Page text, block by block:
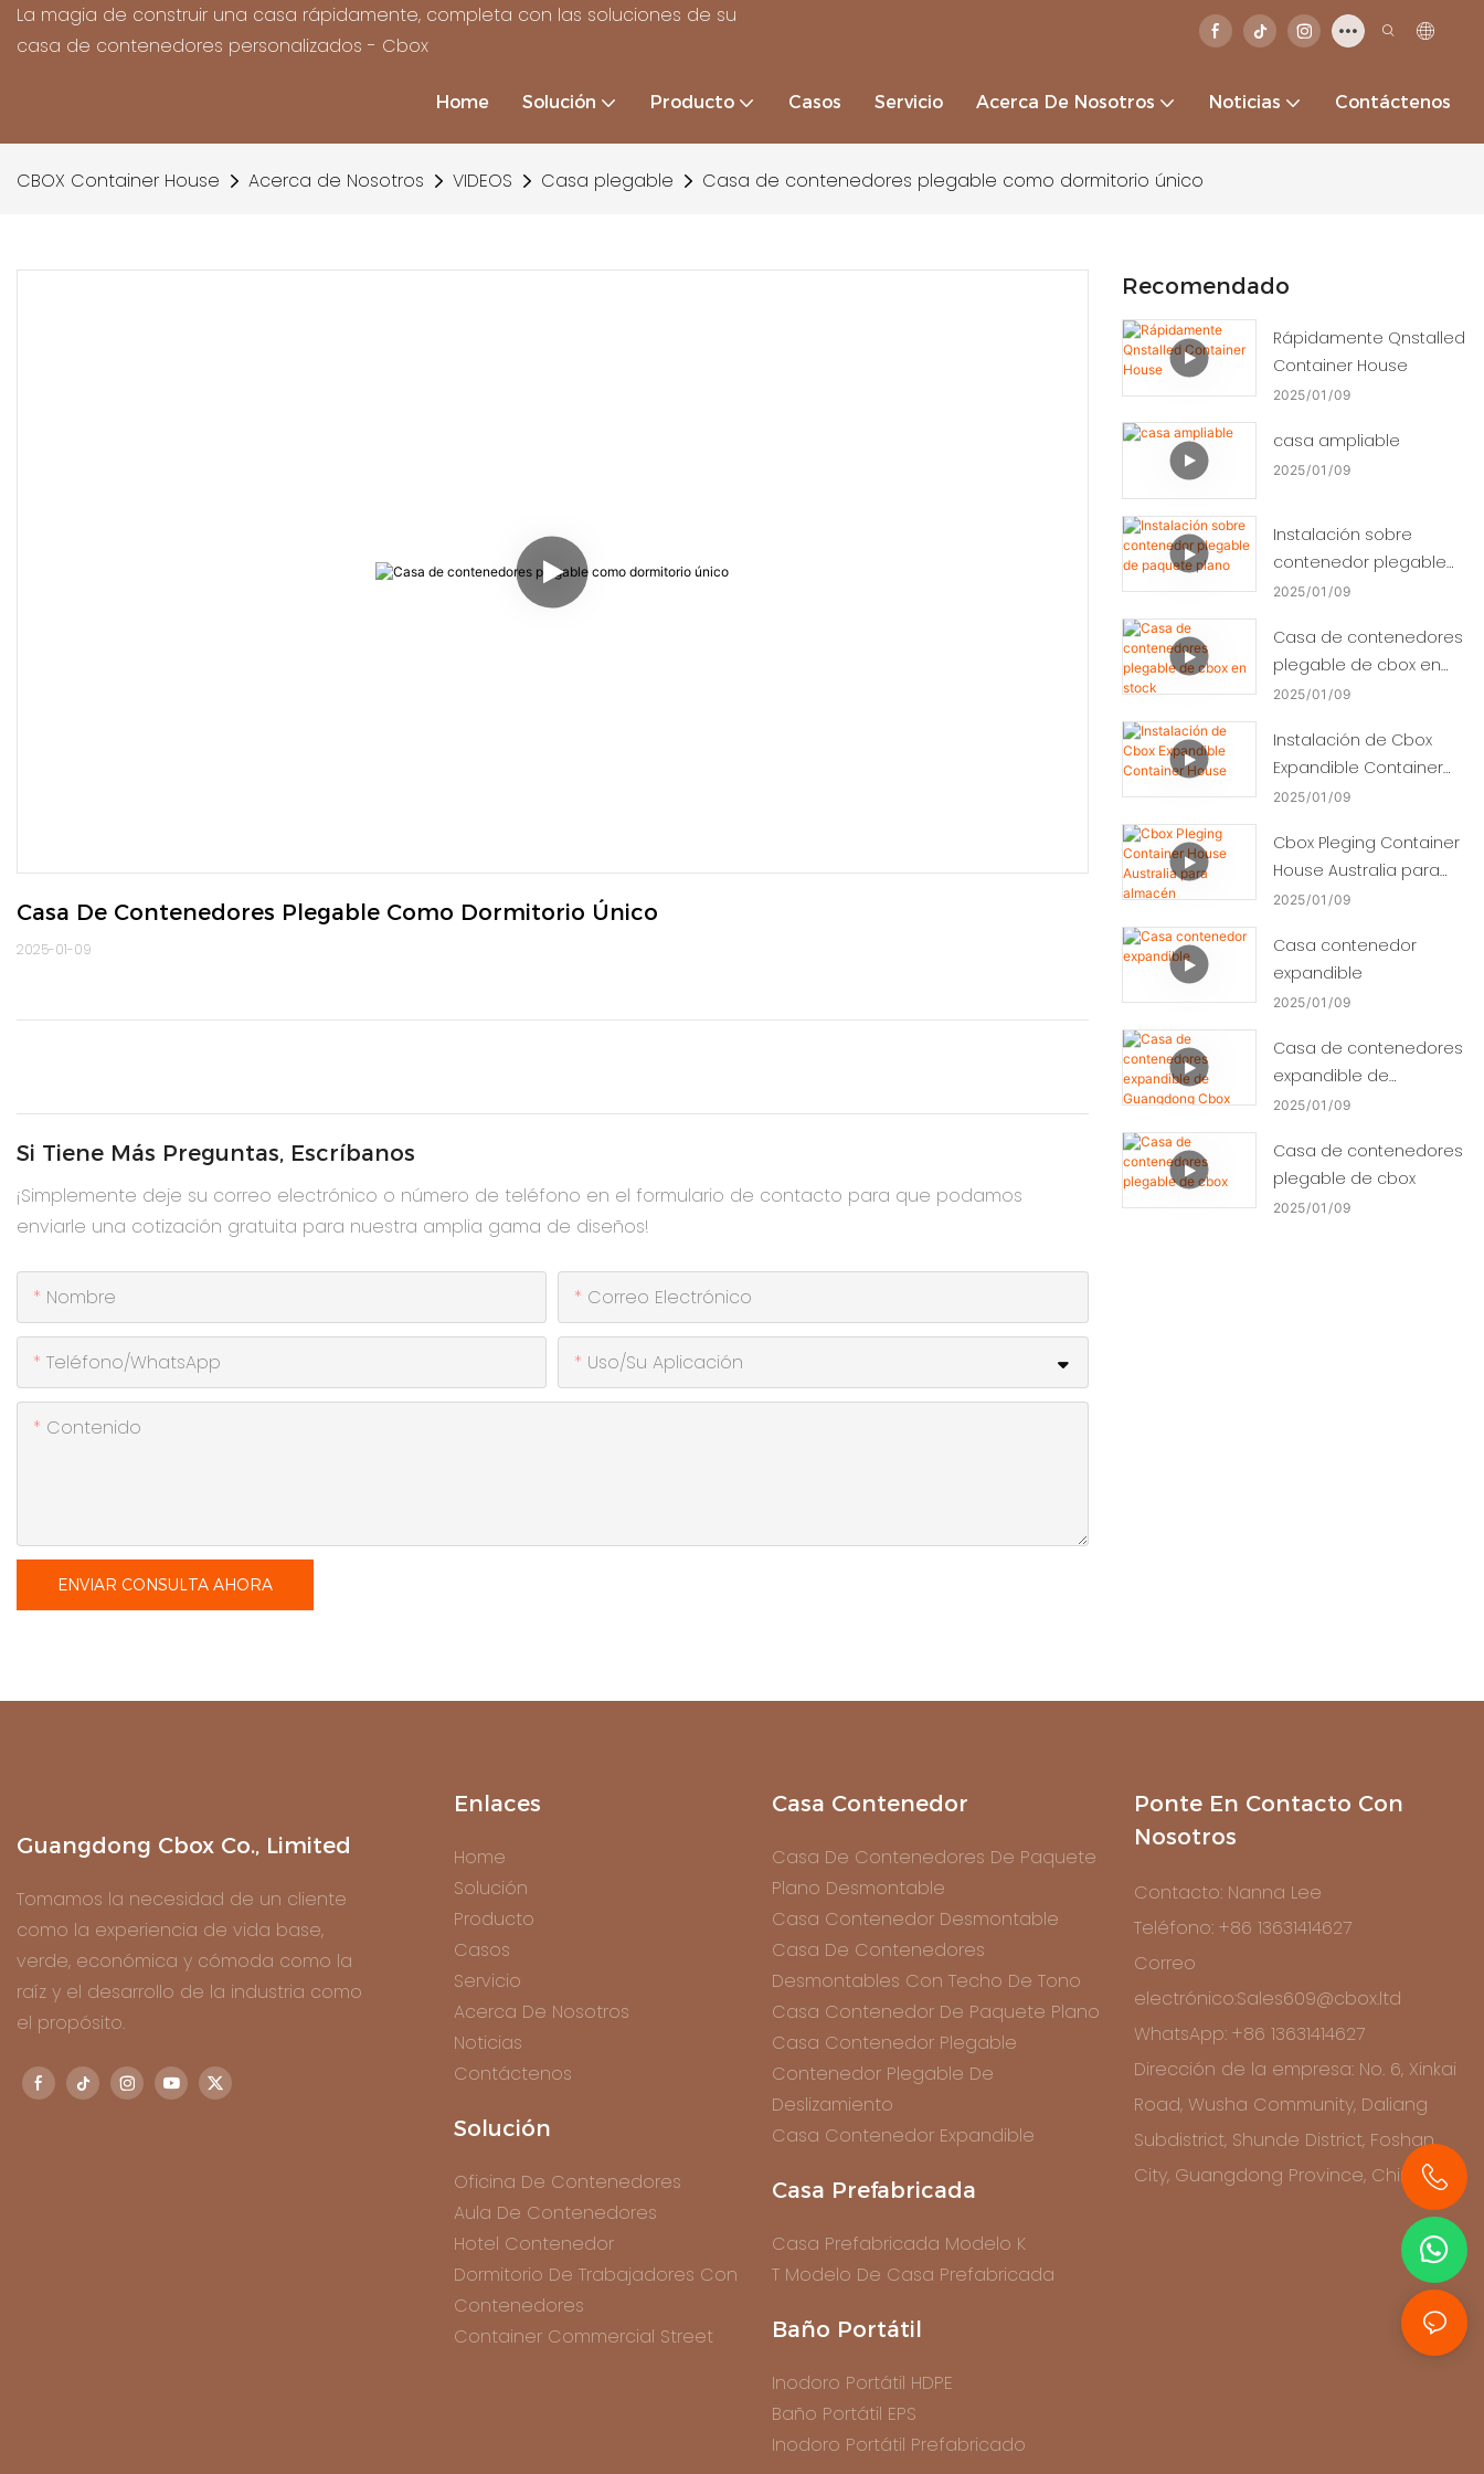
La magia de construir una casa rápidamente, completa con las soluciones de su
casa de contenedores personalizados - Cbox
Home Solución Producto Casos Servicio Acerca De Nosotros Noticias Contáctenos
CBOX Container House Acerca de Nosotros VIDEOS Casa plegable Casa de contenedores plegable como dormitorio único
Casa De Contenedores Plegable Como Dormitorio Único
2025-01-09
Si Tiene Más Preguntas, Escríbanos
¡Simplemente deje su correo electrónico o número de teléfono en el formulario de contacto para que podamos
enviarle una cotización gratuita para nuestra amplia gama de diseños!
Nombre Correo Electrónico
Teléfono/WhatsApp Uso/Su Aplicación
Contenido
ENVIAR CONSULTA AHORA
Recomendado
Rápidamente Qnstalled
Container House
2025 01 09
casa ampliable
2025 01 09
Instalación sobre
contenedor plegable
de paquete plano
2025 01 09
Casa de contenedores
plegable de cbox en
stock
2025 01 09
Instalación de Cbox
Expandible Container
House
2025 01 09
Cbox Pleging Container
House Australia para
almacén
2025 01 09
Casa contenedor
expandible
2025 01 09
Casa de contenedores
expandible de
Guangdong Cbox
2025 01 09
Casa de contenedores
plegable de cbox
2025 01 09
Guangdong Cbox Co., Limited
Tomamos la necesidad de un cliente
como la experiencia de vida base,
verde, económica y cómoda como la
raíz y el desarrollo de la industria como
el propósito.
Enlaces
Home
Solución
Producto
Casos
Servicio
Acerca De Nosotros
Noticias
Contáctenos
Solución
Oficina De Contenedores
Aula De Contenedores
Hotel Contenedor
Dormitorio De Trabajadores Con
Contenedores
Container Commercial Street
Casa Contenedor
Casa De Contenedores De Paquete
Plano Desmontable
Casa Contenedor Desmontable
Casa De Contenedores
Desmontables Con Techo De Tono
Casa Contenedor De Paquete Plano
Casa Contenedor Plegable
Contenedor Plegable De
Deslizamiento
Casa Contenedor Expandible
Casa Prefabricada
Casa Prefabricada Modelo K
T Modelo De Casa Prefabricada
Baño Portátil
Inodoro Portátil HDPE
Baño Portátil EPS
Inodoro Portátil Prefabricado
Ponte En Contacto Con
Nosotros
Contacto: Nanna Lee
Teléfono: +86 13631414627
Correo
electrónico:Sales609@cbox.ltd
WhatsApp: +86 13631414627
Dirección de la empresa: No. 6, Xinkai
Road, Wusha Community, Daliang
Subdistrict, Shunde District, Foshan
City, Guangdong Province, China